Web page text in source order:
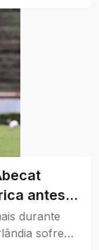
antes
durante
sofre